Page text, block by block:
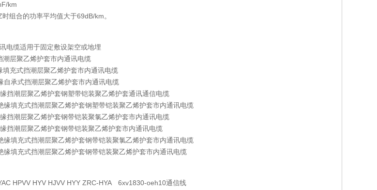
km
合的功率平均值大于69dB/km。
缆适用于固定敷设架空或地埋
潮层聚乙烯护套市内通讯电缆
充式挡潮层聚乙烯护套市内通讯电缆
承式挡潮层聚乙烯护套市内通讯电缆
潮层聚乙烯护套钢塑带铠装聚乙烯护套通讯通信电缆
填充式挡潮层聚乙烯护套钢塑带铠装聚乙烯护套市内通讯电缆
潮层聚乙烯护套钢带铠装聚氯乙烯护套市内通讯电缆
潮层聚乙烯护套钢带铠装聚乙烯护套市内通讯电缆
填充式挡潮层聚乙烯护套钢带铠装聚氯乙烯护套市内通讯电缆
填充式挡潮层聚乙烯护套钢带铠装聚乙烯护套市内通讯电缆
HPVV HYV HJVV HYY ZRC-HYA 6xv1830-oeh10通信线